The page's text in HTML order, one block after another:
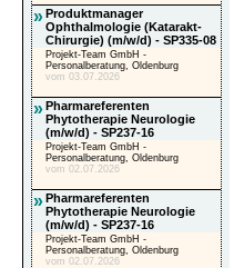
»Produktmanager
Ophthalmologie (Katarakt-
Chirurgie) (m/w/d) - SP335-08
Projekt-Team GmbH -
Personalberatung, Oldenburg
vom 03.07.2026
»Pharmareferenten
Phytotherapie Neurologie
(m/w/d) - SP237-16
Projekt-Team GmbH -
Personalberatung, Oldenburg
vom 02.07.2026
»Pharmareferenten
Phytotherapie Neurologie
(m/w/d) - SP237-16
Projekt-Team GmbH -
Personalberatung, Oldenburg
vom 02.07.2026